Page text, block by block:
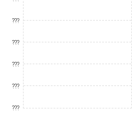
???
???
???
???
???